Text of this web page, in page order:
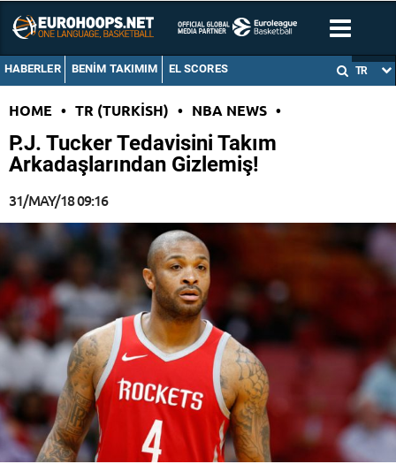
HABERLER BENIM TAKIMIM EL SCORES TR
HOME • TR (TURKISH) • NBA NEWS •
P.J. Tucker Tedavisini Takım
Arkadaşlarından Gizlemiş!
31/MAY/18 09:16